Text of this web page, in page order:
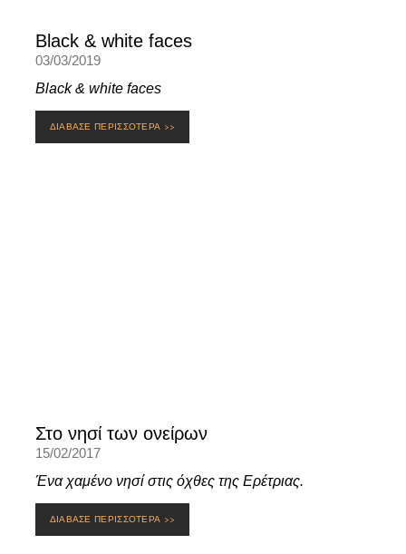
Black & white faces
03/03/2019
Black & white faces
ΔΙΑΒΑΣΕ ΠΕΡΙΣΣΟΤΕΡΑ >>
Στο νησί των ονείρων
15/02/2017
Ένα χαμένο νησί στις όχθες της Ερέτριας.
ΔΙΑΒΑΣΕ ΠΕΡΙΣΣΟΤΕΡΑ >>